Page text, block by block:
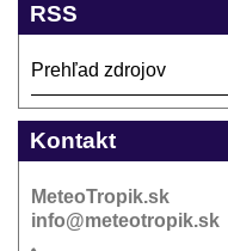
RSS
Prehľad zdrojov
Kontakt
MeteoTropik.sk
info@meteotropik.sk